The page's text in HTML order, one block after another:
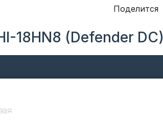
Поделится
18HN8 (Defender DC)